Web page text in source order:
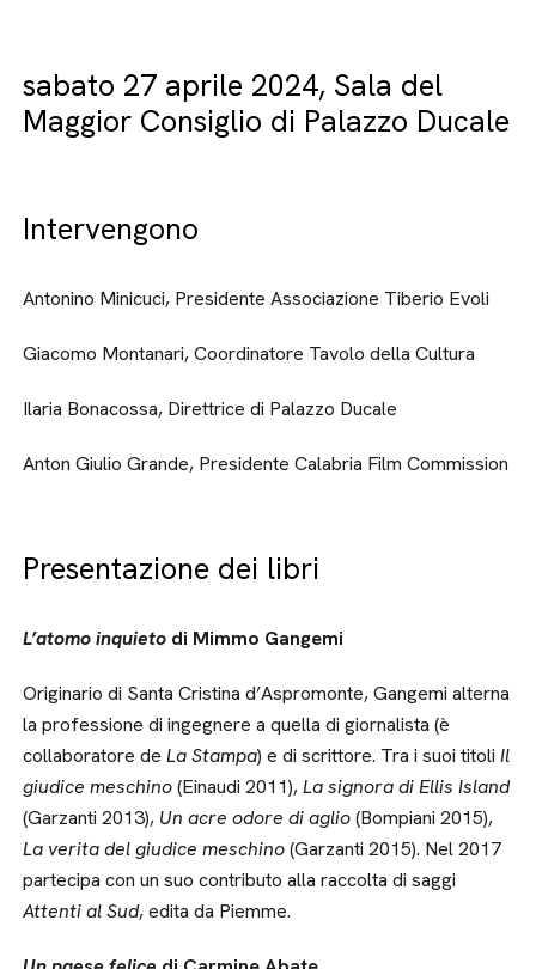
sabato 27 aprile 2024, Sala del
Maggior Consiglio di Palazzo Ducale
Intervengono
Antonino Minicuci, Presidente Associazione Tiberio Evoli
Giacomo Montanari, Coordinatore Tavolo della Cultura
Ilaria Bonacossa, Direttrice di Palazzo Ducale
Anton Giulio Grande, Presidente Calabria Film Commission
Presentazione dei libri
L’atomo inquieto di Mimmo Gangemi
Originario di Santa Cristina d’Aspromonte, Gangemi alterna
la professione di ingegnere a quella di giornalista (è
collaboratore deLa Stampa) e di scrittore. Tra i suoi titoliIl
giudice meschino(Einaudi 2011),La signora di Ellis Island
(Garzanti 2013), Un acre odore di aglio(Bompiani 2015),
La verita del giudice meschino(Garzanti 2015). Nel 2017
partecipa con un suo contributo alla raccolta di saggi
Attenti al Sud, edita da Piemme.